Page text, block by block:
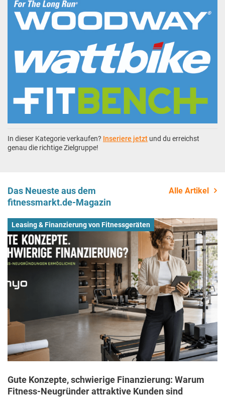
In dieser Kategorie verkaufen? Inseriere jetzt und du erreichst
genau die richtige Zielgruppe!
Das Neueste aus dem
fitnessmarkt.de-Magazin
Alle Artikel
Leasing & Finanzierung von Fitnessgeräten
Gute Konzepte, schwierige Finanzierung: Warum
Fitness-Neugründer attraktive Kunden sind